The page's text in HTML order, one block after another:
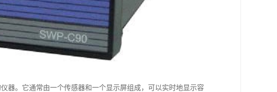
器。它通常由一个传感器和一个显示屏组成，可以实时地显示容